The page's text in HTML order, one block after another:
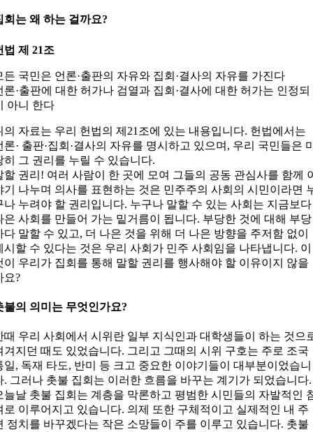
회는 왜 하는 걸까요?
법 제 21조
든 국민은 언론·출판의 자유와 집회·결사의 자유를 가진다
론·출판에 대한 허가나 검열과 집회·결사에 대한 허가는 인정되
아니 한다
의 자료는 우리 헌법의 제21조에 있는 내용입니다. 헌법에서는
론· 출판·집회·결사의 자유를 명시하고 있으며, 우리 국민들은
히 그 권리를 누릴 수 있습니다.
할 권리! 여러 사람이 한 곳에 모여 그들의 공동 관심사를 함께
기 나누며 의사를 표현하는 것은 민주주의 사회의 시민이라면
나 누려야 할 권리입니다. 누구나 말할 수 있는 사회는 지금보다
은 사회를 만들어 가는 밑거름이 됩니다. 부당한 것에 대해 부당
다 말할 수 있고, 더 나은 것을 위해 더 나은 방향을 주저함 없이
시할 수 있다는 것은 우리 사회가 민주 사회임을 나타냅니다. 이
이 우리가 집회를 통해 말할 권리를 행사해야 할 이유이지 않을
요?
불의 의미는 무엇인가요?
때 우리 사회에서 시위란 일부 지식인과 대학생들이 하는 것으
겨지던 때도 있었습니다. 그리고 그때의 시위 구호는 주로 조국
일, 독재 타도, 반미 등 크고 중요한 이야기들이 대부분이었습니
. 그러나 촛불 집회는 이러한 흐름을 바꾸는 계기가 되었습니다.
늘날 촛불 집회는 계층을 막론하고 평범한 시민들의 자발적인
로 이루어지고 있습니다. 의제 또한 구체적이고 실제적인 내 주
정치를 바꾸겠다는 작은 소망들이 주를 이루고 있습니다. 촛불